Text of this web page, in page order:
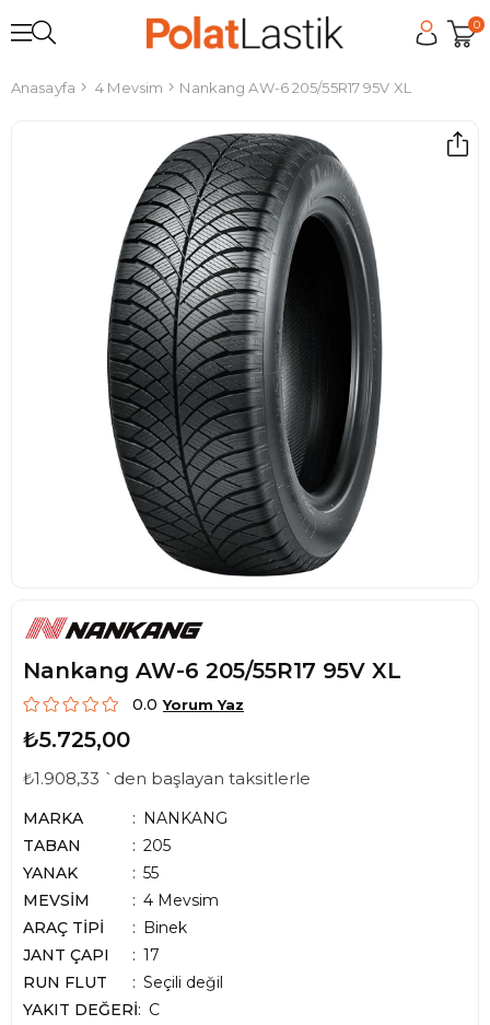
0
Anasayfa 4 Mevsim Nankang AW-6 205/55R17 95V XL
Nankang AW-6 205/55R17 95V XL
0.0 Yorum Yaz
₺5.725,00
₺1.908,33 `den başlayan taksitlerle
MARKA
NANKANG
TABAN
205
YANAK
55
MEVSİM
4 Mevsim
ARAÇ TİPİ
Binek
JANT ÇAPI
17
RUN FLUT
Seçili değil
YAKIT DEĞERİ
C